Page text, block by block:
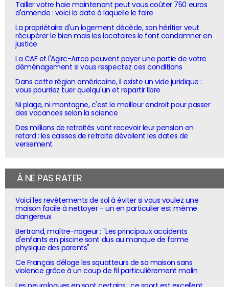
Tailler votre haie maintenant peut vous coûter 750 euros
d'amende : voici la date à laquelle le faire
La propriétaire d'un logement décède, son héritier veut
récupérer le bien mais les locataires le font condamner en
justice
La CAF et l'Agirc-Arrco peuvent payer une partie de votre
déménagement si vous respectez ces conditions
Dans cette région américaine, il existe un vide juridique :
vous pourriez tuer quelqu'un et repartir libre
Ni plage, ni montagne, c'est le meilleur endroit pour passer
des vacances selon la science
Des millions de retraités vont recevoir leur pension en
retard : les caisses de retraite dévoilent les dates de
versement
À NE PAS RATER
Voici les revêtements de sol à éviter si vous voulez une
maison facile à nettoyer - un en particulier est même
dangereux
Bertrand, maître-nageur : "Les principaux accidents
d'enfants en piscine sont dus au manque de forme
physique des parents"
Ce Français déloge les squatteurs de sa maison sans
violence grâce à un coup de fil particulièrement malin